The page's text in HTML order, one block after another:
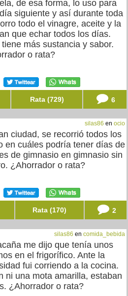
de esa forma, lo uso para
siguiente y así durante toda
todo el vinagre, aceite y la
que echar todos los días.
más sustancia y sabor.
o rata?
Rata (729) 6
silas86 en ocio
ciudad, se recorrió todos los
en cuáles podría tener días de
de gimnasio en gimnasio sin
¿Ahorrador o rata?
Rata (170) 2
silas86 en comida_bebida
me dijo que tenía unos
en el frigorífico. Ante la
fui corriendo a la cocina.
ni una mota amarilla, estaban
¿Ahorrador o rata?